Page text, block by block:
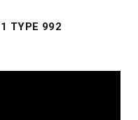
TYPE 992